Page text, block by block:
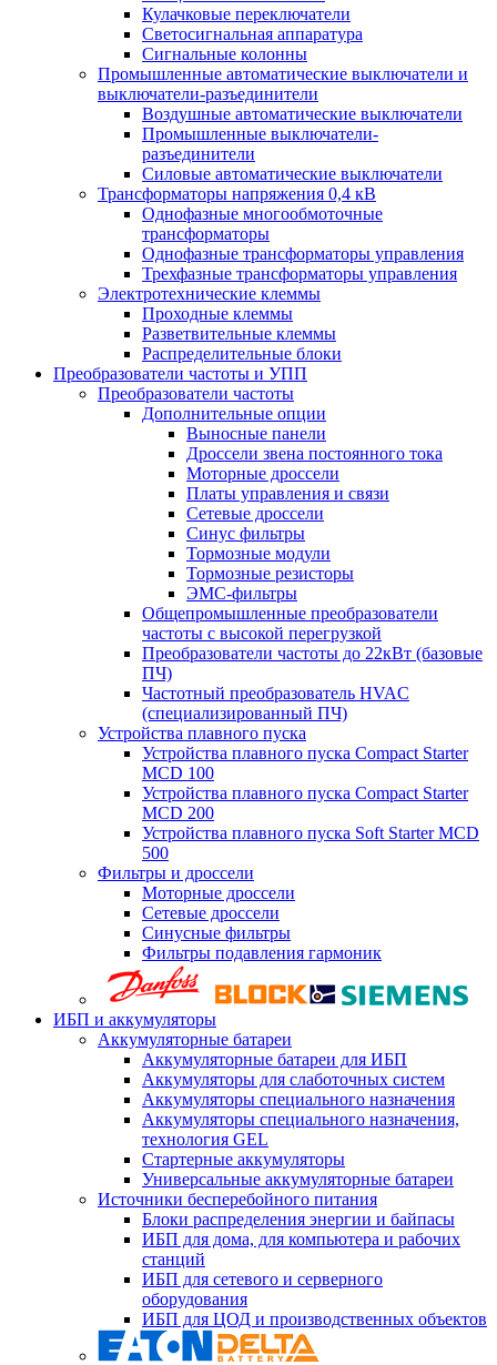
Кулачковые переключатели
Светосигнальная аппаратура
Сигнальные колонны
Промышленные автоматические выключатели и
выключатели-разъединители
Воздушные автоматические выключатели
Промышленные выключатели-
разъединители
Силовые автоматические выключатели
Трансформаторы напряжения 0,4 кВ
Однофазные многообмоточные
трансформаторы
Однофазные трансформаторы управления
Трехфазные трансформаторы управления
Электротехнические клеммы
Проходные клеммы
Разветвительные клеммы
Распределительные блоки
Преобразователи частоты и УПП
Преобразователи частоты
Дополнительные опции
Выносные панели
Дроссели звена постоянного тока
Моторные дроссели
Платы управления и связи
Сетевые дроссели
Синус фильтры
Тормозные модули
Тормозные резисторы
ЭМС-фильтры
Общепромышленные преобразователи
частоты с высокой перегрузкой
Преобразователи частоты до 22кВт (базовые
ПЧ)
Частотный преобразователь HVAC
(специализированный ПЧ)
Устройства плавного пуска
Устройства плавного пуска Compact Starter
MCD 100
Устройства плавного пуска Compact Starter
MCD 200
Устройства плавного пуска Soft Starter MCD
500
Фильтры и дроссели
Моторные дроссели
Сетевые дроссели
Синусные фильтры
Фильтры подавления гармоник
ИБП и аккумуляторы
Аккумуляторные батареи
Аккумуляторные батареи для ИБП
Аккумуляторы для слаботочных систем
Аккумуляторы специального назначения
Аккумуляторы специального назначения,
технология GEL
Стартерные аккумуляторы
Универсальные аккумуляторные батареи
Источники бесперебойного питания
Блоки распределения энергии и байпасы
ИБП для дома, для компьютера и рабочих
станций
ИБП для сетевого и серверного
оборудования
ИБП для ЦОД и производственных объектов